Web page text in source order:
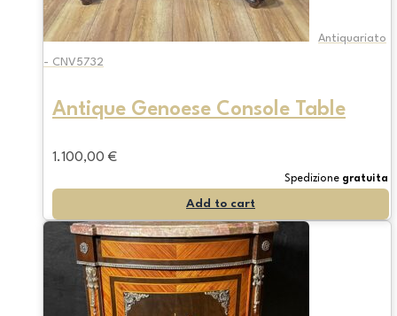
Antiquariato
- CNV5732
Antique Genoese Console Table
1.100,00 €
Spedizione gratuita
Add to cart